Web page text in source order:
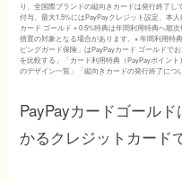
り、全国際ブランドの縦向きカードは発行終了し
付与。最大1.5%にはPayPayクレジット設定、本
カード ゴールド＋0.5%特典は年間利用特典へ順
措置の対象となる場合があります。※ 年間利用特
ピングガード保険」はPayPayカード ゴールドで
を比較する」「カード利用特典（PayPayポイン
のデザイン一覧」「縦向きカードの発行終了につ
PayPayカードゴール
かるクレジットカード